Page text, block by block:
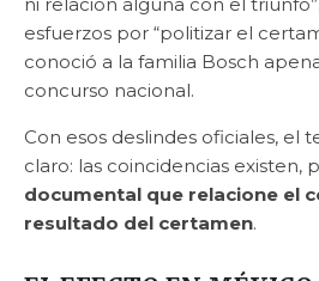
esfuerzos por “politizar el
conoció a la familia Bosch
concurso nacional.
Con esos deslindes oficiales, el
claro: las coincidencias existen,
documental que relacione el
resultado del certamen.